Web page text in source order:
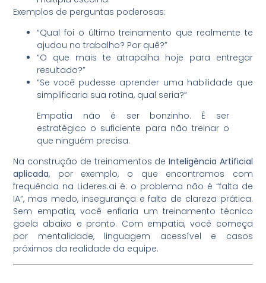
Exemplos de perguntas poderosas:
“Qual foi o último treinamento que realmente te
ajudou no trabalho? Por quê?”
“O que mais te atrapalha hoje para entregar
resultado?”
“Se você pudesse aprender uma habilidade que
simplificaria sua rotina, qual seria?”
Empatia não é ser bonzinho. É ser
estratégico o suficiente para não treinar o
que ninguém precisa.
Na construção de treinamentos de Inteligência Artificial
aplicada, por exemplo, o que encontramos com
frequência na Lideres.ai é: o problema não é “falta de
IA”, mas medo, insegurança e falta de clareza prática.
Sem empatia, você enfiaria um treinamento técnico
goela abaixo e pronto. Com empatia, você começa
por mentalidade, linguagem acessível e casos
próximos da realidade da equipe.